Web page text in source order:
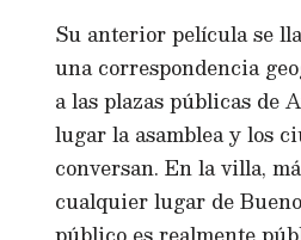
Su anterior película se
una correspondencia
a las plazas públicas de
lugar la asamblea y los
conversan. En la villa,
cualquier lugar de